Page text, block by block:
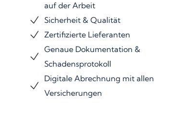
auf der Arbeit
Sicherheit & Qualität
Zertifizierte Lieferanten
Genaue Dokumentation &
Schadensprotokoll
Digitale Abrechnung mit allen
Versicherungen